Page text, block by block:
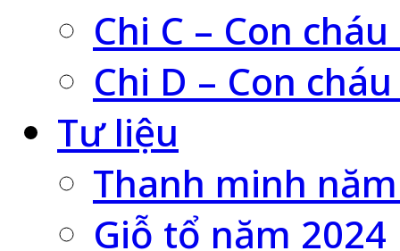
Chi C – Con
Chi D – Con
Tư liệu
Thanh minh
Giỗ tổ năm 2024